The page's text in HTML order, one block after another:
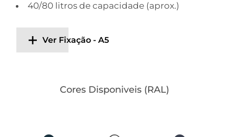
40/80 litros de capacidade (aprox.)
Ver Fixação - A5
Cores Disponiveis (RAL)